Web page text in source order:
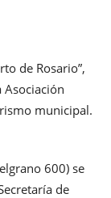
de Rosario”,
municipal.
600) se
de